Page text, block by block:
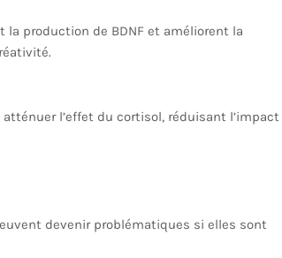
production de BDNF et améliorent la
l’effet du cortisol, réduisant l’impact
devenir problématiques si elles sont